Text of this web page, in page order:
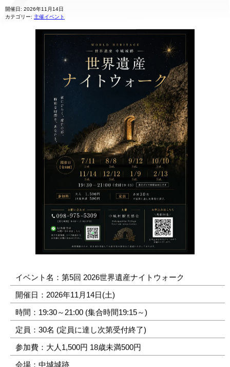
開催日: 2026年11月14日
カテゴリー: 主催イベント
イベント名：第5回 2026世界遺産ナイトウォーク
開催日：2026年11月14日(土)
時間：19:30～21:00 (集合時間19:15～)
定員：30名 (定員に達し次第受付終了)
参加費：大人1,500円 18歳未満500円